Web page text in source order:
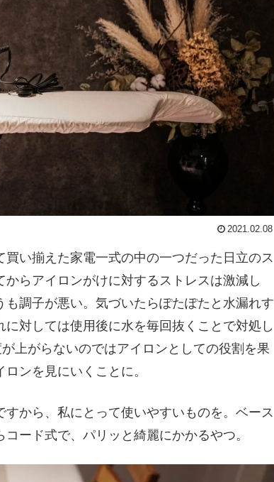
2021.02.08
い揃えた家電一式の中の一つだった日立のス
らアイロンがけに対するストレスは激減し
調子が悪い。気づいたらぽたぽたと水漏れす
対しては使用後に水を毎回抜くことで対処し
上がらないのではアイロンとしての役割を果
ンを見にいくことに。
から、私にとって使いやすいものを。ベース
ード式で、パリッと綺麗にかかるやつ。